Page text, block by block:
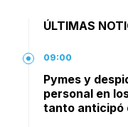
ÚLTIMAS
09:00
Pymes y
personal en
tanto anticipó